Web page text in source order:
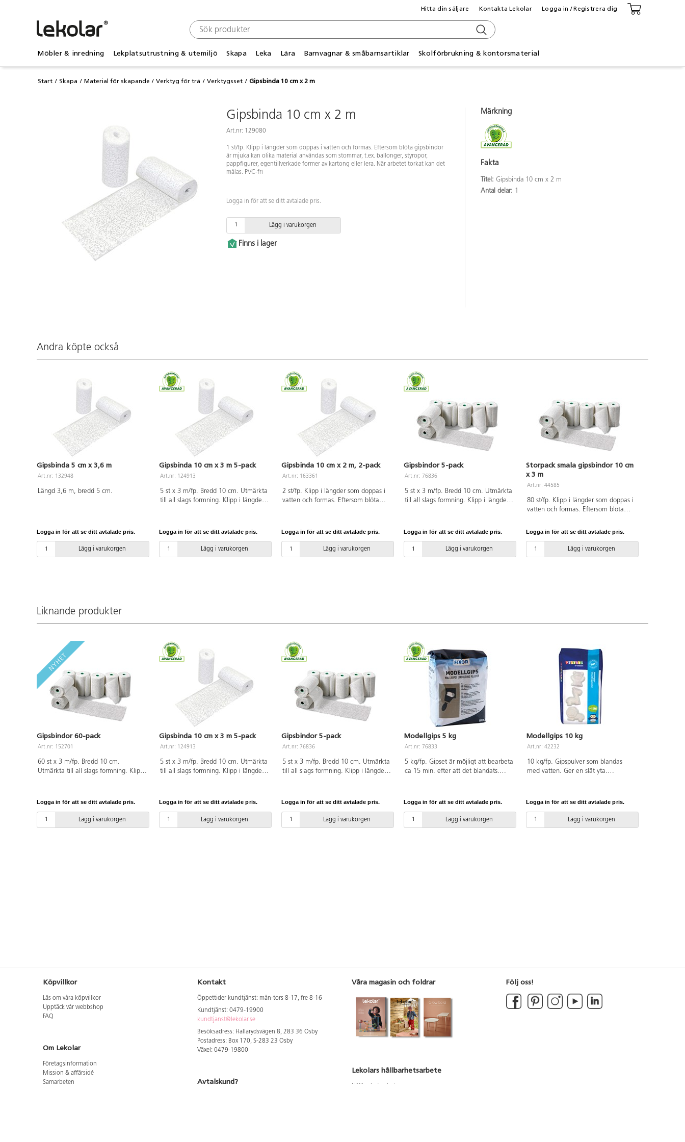
Möbler & inredning Lekplatsutrustning & utemiljö Skapa Leka Lära Barnvagnar & småbarnsartiklar Skolförbrukning & kontorsmaterial
Hitta din säljare Kontakta Lekolar Logga in / Registrera dig
Start Skapa Material för skapande Verktyg för trä Verktygsset Gipsbinda 10 cm x 2 m
Gipsbinda 10 cm x 2 m
Art.nr: 129080
1 st/fp. Klipp i längder som doppas i vatten och formas. Eftersom blöta gipsbindor
är mjuka kan olika material användas som stommar, t.ex. ballonger, styropor,
pappfigurer, egentillverkade former av kartong eller lera. När arbetet torkat kan det
målas. PVC-fri
Logga in för att se ditt avtalade pris.
Lägg i varukorgen
Finns i lager
Märkning
Fakta
Titel: Gipsbinda 10 cm x 2 m
Antal delar: 1
Andra köpte också
Gipsbinda 5 cm x 3,6 m
Art.nr: 132948
Längd 3,6 m, bredd 5 cm.
Logga in för att se ditt avtalade pris.
Lägg i varukorgen
Gipsbinda 10 cm x 3 m 5-pack
Art.nr: 124913
5 st x 3 m/fp. Bredd 10 cm. Utmärkta
till all slags formning. Klipp i längder
pappfigurer, egentillverkade former
av kartong eller lera. När arbetet
Logga in för att se ditt avtalade pris.
Lägg i varukorgen
Gipsbinda 10 cm x 2 m, 2-pack
Art.nr: 163361
2 st/fp. Klipp i längder som doppas i
vatten och formas. Eftersom blöta
eller lera. När arbetet torkat kan det
målas. PVC-fri.
Logga in för att se ditt avtalade pris.
Lägg i varukorgen
Gipsbindor 5-pack
Art.nr: 76836
5 st x 3 m/fp. Bredd 10 cm. Utmärkta
till all slags formning. Klipp i längder
pappfigurer, egentillverkade former
av kartong eller lera. När arbetet
Logga in för att se ditt avtalade pris.
Lägg i varukorgen
Storpack smala gipsbindor 10 cm
x 3 m
Art.nr: 44585
80 st/fp. Klipp i längder som doppas i
vatten och formas. Eftersom blöta
eller former av kartong eller lera. När
arbetet torkat kan det målas. Mått: 3
Logga in för att se ditt avtalade pris.
Lägg i varukorgen
Liknande produkter
Gipsbindor 60-pack
Art.nr: 152701
60 st x 3 m/fp. Bredd 10 cm.
Utmärkta till all slags formning. Klipp
styropor, pappfigurer, egentillverkade
former av kartong eller lera. När
Logga in för att se ditt avtalade pris.
Lägg i varukorgen
Gipsbinda 10 cm x 3 m 5-pack
Art.nr: 124913
5 st x 3 m/fp. Bredd 10 cm. Utmärkta
till all slags formning. Klipp i längder
pappfigurer, egentillverkade former
av kartong eller lera. När arbetet
Logga in för att se ditt avtalade pris.
Lägg i varukorgen
Gipsbindor 5-pack
Art.nr: 76836
5 st x 3 m/fp. Bredd 10 cm. Utmärkta
till all slags formning. Klipp i längder
pappfigurer, egentillverkade former
av kartong eller lera. När arbetet
Logga in för att se ditt avtalade pris.
Lägg i varukorgen
Modellgips 5 kg
Art.nr: 76833
5 kg/fp. Gipset är möjligt att bearbeta
ca 15 min. efter att det blandats.
Logga in för att se ditt avtalade pris.
Lägg i varukorgen
Modellgips 10 kg
Art.nr: 42232
10 kg/fp. Gipspulver som blandas
med vatten. Ger en slät yta.
Logga in för att se ditt avtalade pris.
Lägg i varukorgen
Köpvillkor
Läs om våra köpvillkor
Upptäck vår webbshop
FAQ
Om Lekolar
Företagsinformation
Mission & affärsidé
Samarbeten
Kontakt
Öppettider kundtjänst: mån-tors 8-17, fre 8-16
Kundtjänst: 0479-19900
kundtjanst@lekolar.se
Besöksadress: Hallarydsvägen 8, 283 36 Osby
Postadress: Box 170, S-283 23 Osby
Växel: 0479-19800
Avtalskund?
Våra magasin och foldrar
Lekolars hållbarhetsarbete
Följ oss!